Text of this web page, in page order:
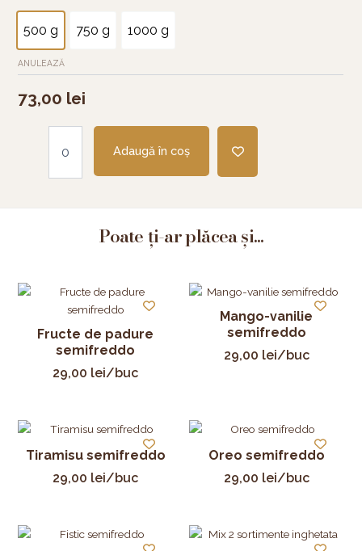
500 g 750 g 1000 g
ANULEAZĂ
73,00 lei
ciocolată
cu
lapte
Adaugă în coș
Poate ți-ar plăcea și...
Fructe de padure
semifreddo
29,00 lei/buc
Mango-vanilie
semifreddo
29,00 lei/buc
Tiramisu semifreddo
29,00 lei/buc
Oreo semifreddo
29,00 lei/buc